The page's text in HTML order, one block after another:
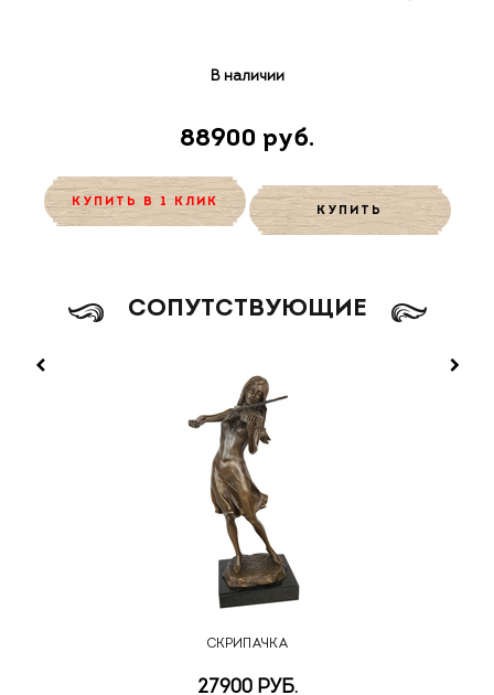
В наличии
88900 руб.
КУПИТЬ В 1 КЛИК
КУПИТЬ
CОПУТСТВУЮЩИЕ
СКРИПАЧКА
27900 РУБ.